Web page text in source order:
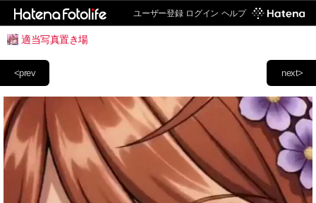
ユーザー登録 ログイン ヘルプ
適当写真置き場
next>
<prev